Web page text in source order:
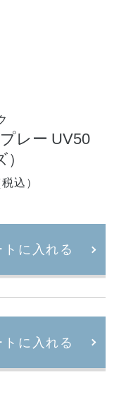
レー UV50
税込）
トに入れる
トに入れる